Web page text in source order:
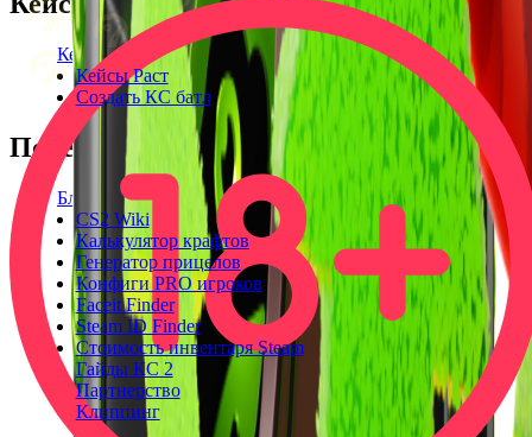
Кейсы КС2
Кейсы Раст
Создать КС батл
Полезное
Блог
CS2 Wiki
Калькулятор крафтов
Генератор прицелов
Конфиги PRO игроков
Faceit Finder
Steam ID Finder
Стоимость инвентаря Steam
Гайды КС 2
Партнерство
Клиппинг